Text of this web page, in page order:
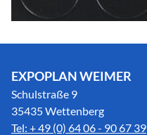
EXPOPLAN WEIMER
Schulstraße 9
35435 Wettenberg
Tel: + 49 (0) 64 06 - 90 67 39